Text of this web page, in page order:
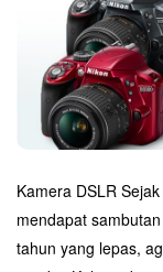
Kamera DSLR
mendapat
tahun yang lepas,